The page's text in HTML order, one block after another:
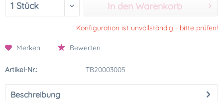
In den Warenkorb
Konfiguration ist unvollständig - bitte prüfen!
Merken Bewerten
Artikel-Nr.: TB20003005
Beschreibung